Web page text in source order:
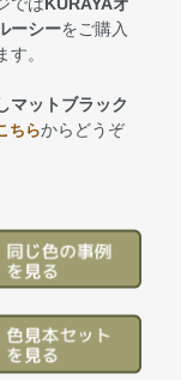
ーシーをご購入
す。
マットブラック
ちらからどうぞ